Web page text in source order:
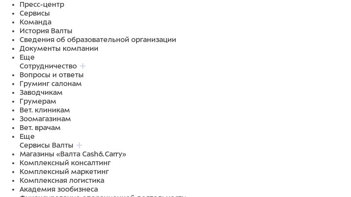
Пресс-центр
Сервисы
Команда
История Валты
Сведения об образовательной организации
Документы компании
Еще
Сотрудничество
Вопросы и ответы
Груминг салонам
Заводчикам
Грумерам
Вет. клиникам
Зоомагазинам
Вет. врачам
Еще
Сервисы Валты
Магазины «Валта Cash&Carry»
Комплексный консалтинг
Комплексный маркетинг
Комплексная логистика
Академия зообизнеса